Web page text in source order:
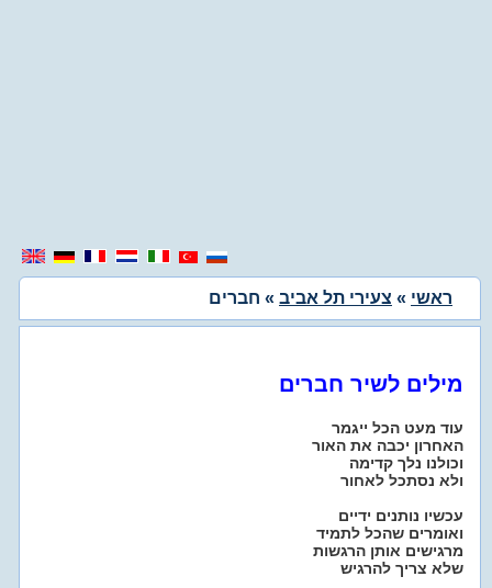
ראשי » צעירי תל אביב » חברים
מילים לשיר חברים
עוד מעט הכל ייגמר
האחרון יכבה את האור
וכולנו נלך קדימה
ולא נסתכל לאחור
עכשיו נותנים ידיים
ואומרים שהכל לתמיד
מרגישים אותן הרגשות
שלא צריך להרגיש